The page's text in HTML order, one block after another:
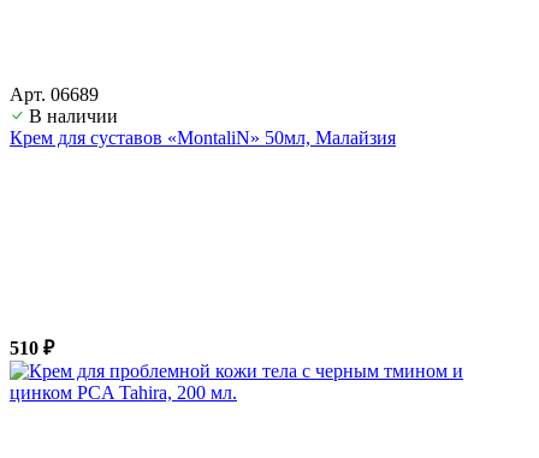
Арт. 06689
В наличии
Крем для суставов «MontaliN» 50мл, Малайзия
510 ₽